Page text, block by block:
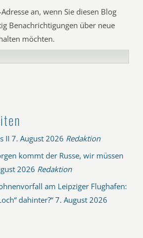
an, wenn Sie diesen Blog
Benachrichtigungen über neue
möchten.
II 7. August 2026 Redaktion
kommt der Russe, wir müssen
2026 Redaktion
am Leipziger Flughafen:
dahinter?“ 7. August 2026